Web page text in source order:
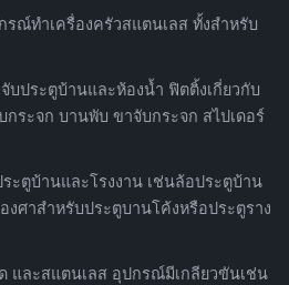
ณ์ทำเครื่องครัวสแตนเลส ทั้งสำหรับ
ประตูบ้านและห้องน้ำ ฟิตติ้งเกี่ยวกับ
ระจก บานพับ ขาจับกระจก สไปเดอร์
ะตูบ้านและโรงงาน เช่นล้อประตูบ้าน
ศาสำหรับประตูบานโค้งหรือประตูราง
และสแตนเลส อุปกรณ์มีเกลียวขันเช่น